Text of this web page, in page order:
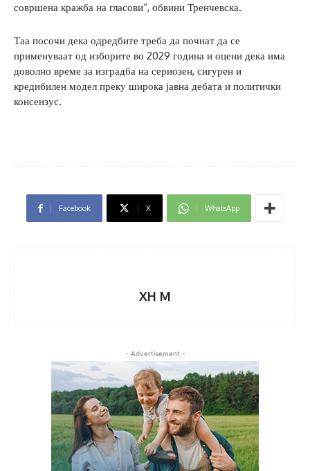
совршена кражба на гласови“, обвини Тренчевска.
Таа посочи дека одредбите треба да почнат да се
применуваат од изборите во 2029 година и оцени дека има
доволно време за изградба на сериозен, сигурен и
кредибилен модел преку широка јавна дебата и политички
консензус.
Facebook X WhatsApp
XH M
- Advertisement -